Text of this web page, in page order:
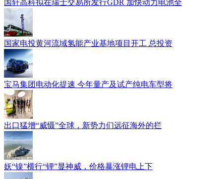
国轩高科拟在瑞士交易所发行GDR 加快动力电池全
国家电投黄河流域氢能产业基地项目开工 总投资
宝马集团电动化提速 今年量产及试产纯电车型将
出口猛增“威慑”全球，新势力们远征海外的拦
妖“镍”横行“锂”显神威，价格暴涨锂电上下